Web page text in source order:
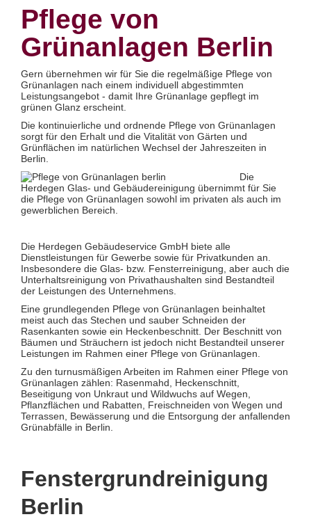
Baureinigung
Büroreinigung
Centerreinigung
Fassadenreinigung und Denkmalpflege
Fensterreinigung
Glas- und Glasfassadenreinigung
Großküchenreinigung
Grundreinigung
Industriereinigung
Kitareinigung
Praxisreinigung
Privathaushaltsreinigung
Restaurantreinigung
Schulreinigung
Solaranlagenreinigung mit Osmosetechnik
Teppichbodenreinigung
Unterhaltsreinigung
Veranstaltungsreinigung
Verkehrsmittelreinigung
Hausmeisterservice
Grünflächenpflege
Winterdienst
Pflege von
Grünanlagen Berlin
Gern übernehmen wir für Sie die regelmäßige Pflege von
Grünanlagen nach einem individuell abgestimmten
Leistungsangebot - damit Ihre Grünanlage gepflegt im
grünen Glanz erscheint.
Die kontinuierliche und ordnende Pflege von Grünanlagen
sorgt für den Erhalt und die Vitalität von Gärten und
Grünflächen im natürlichen Wechsel der Jahreszeiten in
Berlin.
Die
Herdegen Glas- und Gebäudereinigung übernimmt für Sie
die Pflege von Grünanlagen sowohl im privaten als auch im
gewerblichen Bereich.
Die Herdegen Gebäudeservice GmbH biete alle
Dienstleistungen für Gewerbe sowie für Privatkunden an.
Insbesondere die Glas- bzw. Fensterreinigung, aber auch die
Unterhaltsreinigung von Privathaushalten sind Bestandteil
der Leistungen des Unternehmens.
Eine grundlegenden Pflege von Grünanlagen beinhaltet
meist auch das Stechen und sauber Schneiden der
Rasenkanten sowie ein Heckenbeschnitt. Der Beschnitt von
Bäumen und Sträuchern ist jedoch nicht Bestandteil unserer
Leistungen im Rahmen einer Pflege von Grünanlagen.
Zu den turnusmäßigen Arbeiten im Rahmen einer Pflege von
Grünanlagen zählen: Rasenmahd, Heckenschnitt,
Beseitigung von Unkraut und Wildwuchs auf Wegen,
Pflanzflächen und Rabatten, Freischneiden von Wegen und
Terrassen, Bewässerung und die Entsorgung der anfallenden
Grünabfälle in Berlin.
Fenstergrundreinigung
Berlin